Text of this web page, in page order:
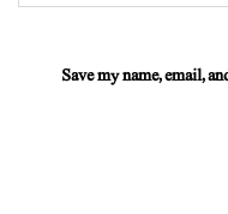
Save my name, email,